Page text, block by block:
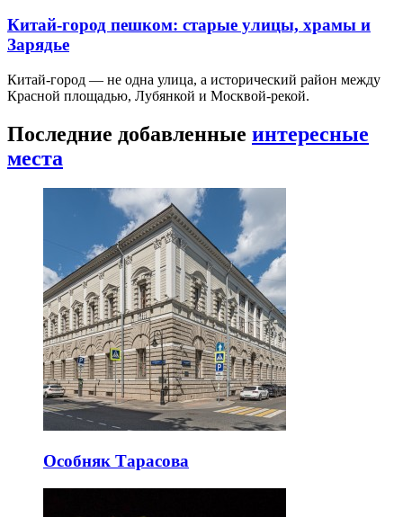
Китай-город пешком: старые улицы, храмы и
Зарядье
Китай-город — не одна улица, а исторический район между
Красной площадью, Лубянкой и Москвой-рекой.
Последние добавленные интересные
места
Особняк Тарасова